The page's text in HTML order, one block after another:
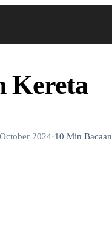
Kereta
2024·10 Min Bacaan